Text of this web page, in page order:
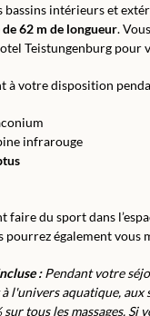
bassins intérieurs et
62 m de longueur.
Teistungenburg pour
à votre disposition
infrarouge
faire du sport dans
pourrez également
:Pendant votre
l'univers aquatique, aux
tous les massages.